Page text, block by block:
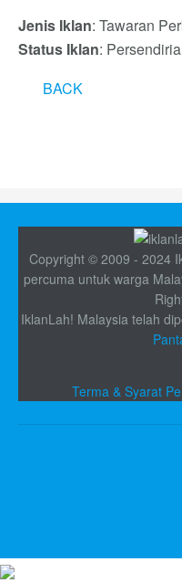
Jenis Iklan: Tawaran
Status Iklan:
BACK
Copyright © 2009 - 2024
percuma untuk warga
IklanLah! Malaysia telah
Terma & Syarat